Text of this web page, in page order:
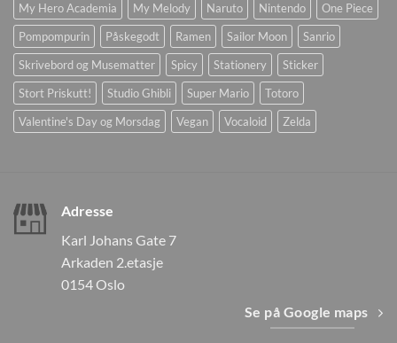
My Hero Academia
My Melody Naruto Nintendo
One Piece
Pompompurin
Påskegodt Ramen Sailor Moon
Sanrio
Skrivebord og Musematter
Spicy Stationery
Sticker
Stort Priskutt!
Studio Ghibli Super Mario
Totoro
Valentine's Day og Morsdag
Vegan Vocaloid Zelda
Adresse
Karl Johans Gate 7
Arkaden 2.etasje
0154 Oslo
Se på Google maps